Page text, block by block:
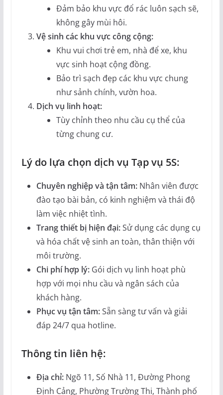
Đảm bảo khu vực đổ rác luôn sạch sẽ,
không gây mùi hôi.
Vệ sinh các khu vực công cộng:
Khu vui chơi trẻ em, nhà để xe, khu
vực sinh hoạt cộng đồng.
Bảo trì sạch đẹp các khu vực chung
như sảnh chính, vườn hoa.
Dịch vụ linh hoạt:
Tùy chỉnh theo nhu cầu cụ thể của
từng chung cư.
Lý do lựa chọn dịch vụ Tạp vụ 5S:
Chuyên nghiệp và tận tâm:Nhân viên được
đào tạo bài bản, có kinh nghiệm và thái độ
làm việc nhiệt tình.
Trang thiết bị hiện đại:Sử dụng các dụng cụ
và hóa chất vệ sinh an toàn, thân thiện với
môi trường.
Chi phí hợp lý:Gói dịch vụ linh hoạt phù
hợp với mọi nhu cầu và ngân sách của
khách hàng.
Phục vụ tận tâm:Sẵn sàng tư vấn và giải
đáp 24/7 qua hotline.
Thông tin liên hệ:
Địa chỉ:Ngõ 11, Số Nhà 11, Đường Phong
Định Cảng, Phường Trường Thi, Thành phố